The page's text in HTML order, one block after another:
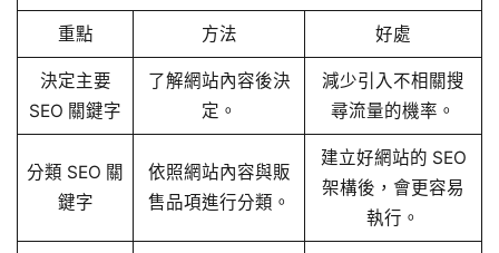
重點 方法 好處
決定主要
SEO 關鍵字
了解網站內容後決
定。
減少引入不相關搜
尋流量的機率。
分類 SEO 關
鍵字
依照網站內容與販
售品項進行分類。
建立好網站的 SEO
架構後，會更容易
執行。